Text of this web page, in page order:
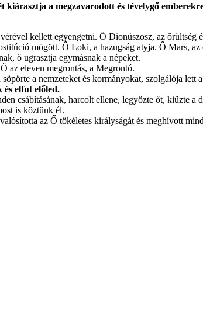
kiárasztja a megzavarodott és tévelygő
kellett egyengetni. Ö Dionüszosz, az
mögött. Ő Loki, a hazugság atyja. Ő Mars,
ő ugrasztja egymásnak a népeket.
az eleven megrontás, a Megrontó.
a nemzeteket és kormányokat, szolgálója lett
és elfut előled.
csábításának, harcolt ellene, legyőzte őt, kiűzte
is köztünk él.
az Ő tökéletes királyságát és meghívott